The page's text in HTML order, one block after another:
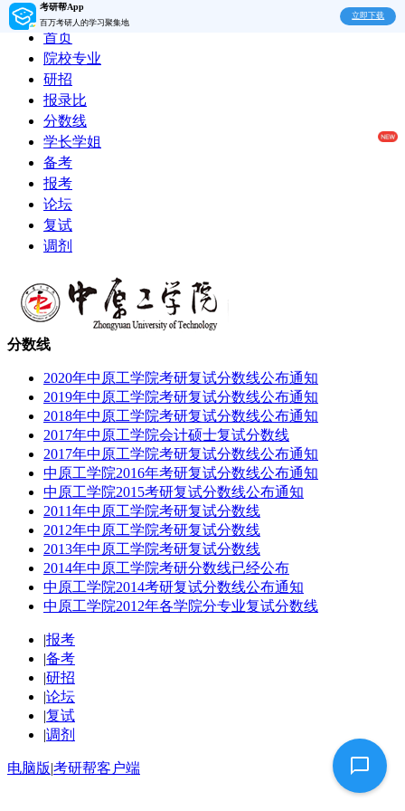
考研帮App
百万考研人的学习聚集地
立即下载
首页
院校专业
研招
报录比
分数线
学长学姐
备考
报考
论坛
复试
调剂
分数线
2020年中原工学院考研复试分数线公布通知
2019年中原工学院考研复试分数线公布通知
2018年中原工学院考研复试分数线公布通知
2017年中原工学院会计硕士复试分数线
2017年中原工学院考研复试分数线公布通知
中原工学院2016年考研复试分数线公布通知
中原工学院2015考研复试分数线公布通知
2011年中原工学院考研复试分数线
2012年中原工学院考研复试分数线
2013年中原工学院考研复试分数线
2014年中原工学院考研分数线已经公布
中原工学院2014考研复试分数线公布通知
中原工学院2012年各学院分专业复试分数线
|报考
|备考
|研招
|论坛
|复试
|调剂
电脑版|考研帮客户端